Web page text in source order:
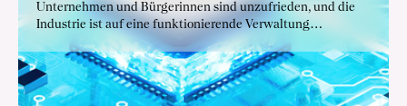
Unternehmen und Bürgerinnen sind unzufrieden, und die
Industrie ist auf eine funktionierende Verwaltung
angewiesen. Die deutsche Industrie fordert konkrete
Maßnahmen, um die Verwaltungsmodernisierung
voranzutreiben.